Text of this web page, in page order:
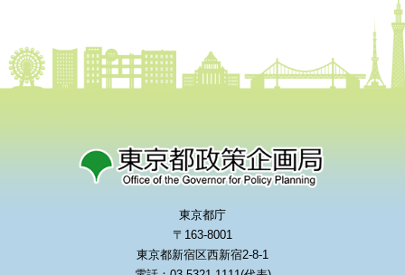
東京都庁
〒163-8001
東京都新宿区西新宿2-8-1